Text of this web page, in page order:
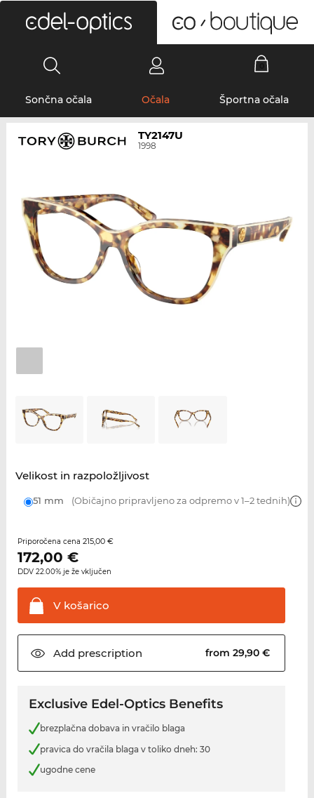
Sončna očala Očala Športna očala
TY2147U
1998
Velikost in razpoložljivost
51 mm (Običajno pripravljeno za odpremo v 1–2 tednih)
Priporočena cena 215,00 €
172,00 €
DDV 22.00% je že vključen
Vkošarico
Add prescription from 29,90 €
Exclusive Edel-Optics Benefits
brezplačna dobava in vračilo blaga
pravica do vračila blaga v toliko dneh: 30
ugodne cene